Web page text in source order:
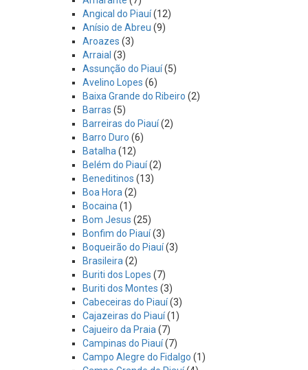
Angical do Piauí(12)
Anísio de Abreu (9)
Aroazes (3)
Arraial (3)
Assunção do Piauí(5)
Avelino Lopes (6)
Baixa Grande do Ribeiro (2)
Barras (5)
Barreiras do Piauí(2)
Barro Duro (6)
Batalha (12)
Belém do Piauí(2)
Beneditinos (13)
Boa Hora (2)
Bocaina (1)
Bom Jesus (25)
Bonfim do Piauí(3)
Boqueirão do Piauí(3)
Brasileira (2)
Buriti dos Lopes (7)
Buriti dos Montes (3)
Cabeceiras do Piauí(3)
Cajazeiras do Piauí(1)
Cajueiro da Praia (7)
Campinas do Piauí(7)
Campo Alegre do Fidalgo (1)